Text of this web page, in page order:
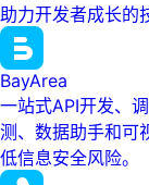
助力开发者成长的
BayArea
一站式API开发、
测、数据助手和可
低信息安全风险。